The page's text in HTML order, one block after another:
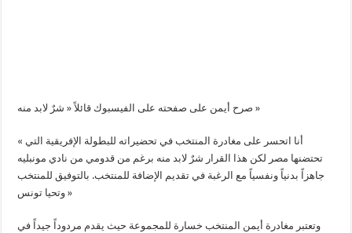
صرح أيمن على صفحته على الفيسبوك قائلاً « شرٌ لابد منه »
« أنا اتحسر على مغادرة المنتخب في تحضيراته للبطولة الإفريقية التي
تحتضنها مصر لكن هذا القرار شرٌ لابد منه برغم من قدومي من نادي مونبليه
جاهزاً بدنياً ونفسياً مع الرغبة في تقديم الإضافة للمنتخب. بالتوفيق للمنتخب
وتحيا تونس »
وتعتبر مغادرة أيمن المنتخب خسارة للمجموعة حيث يقدم مردوداً جيداً في